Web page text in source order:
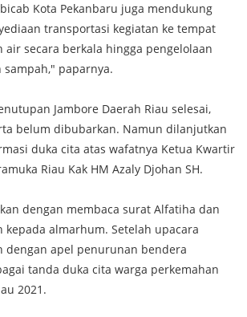
Kota Pekanbaru juga mendukung
transportasi kegiatan ke tempat
air secara berkala hingga pengelolaan
paparnya.
Jambore Daerah Riau selesai,
belum dibubarkan. Namun dilanjutkan
duka cita atas wafatnya Ketua Kwartir
Riau Kak HM Azaly Djohan SH.
dengan membaca surat Alfatiha dan
kepada almarhum. Setelah upacara
dengan apel penurunan bendera
tanda duka cita warga perkemahan
2021.